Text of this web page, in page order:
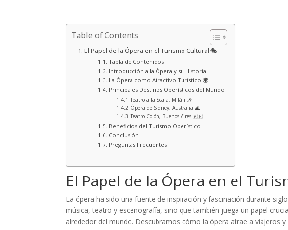
Table of Contents
El Papel de la Ópera en el Turismo Cultural 🎭
Tabla de Contenidos
Introducción a la Ópera y su Historia
La Ópera como Atractivo Turístico 🌍
Principales Destinos Operísticos del Mundo
Teatro alla Scala, Milán 🎶
Ópera de Sídney, Australia 🌊
Teatro Colón, Buenos Aires 🇦🇷
Beneficios del Turismo Operístico
Conclusión
Preguntas Frecuentes
El Papel de la Ópera en el
La ópera ha sido una fuente de inspiración y fascinación durante
música, teatro y escenografía, sino que también juega un papel
alrededor del mundo. Descubramos cómo la ópera atrae a viajeros y